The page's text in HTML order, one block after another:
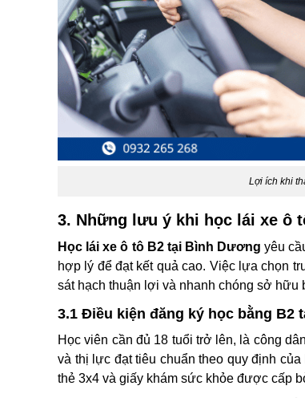
Lợi ích khi
3. Những lưu ý khi học lái xe ô
Học lái xe ô tô B2 tại Bình Dương yêu
hợp lý để đạt kết quả cao. Việc lựa chọn
sát hạch thuận lợi và nhanh chóng sở hữu
3.1 Điều kiện đăng ký học bằng B2
Học viên cần đủ 18 tuổi trở lên, là công
và thị lực đạt tiêu chuẩn theo quy định
thẻ 3x4 và giấy khám sức khỏe được cấp